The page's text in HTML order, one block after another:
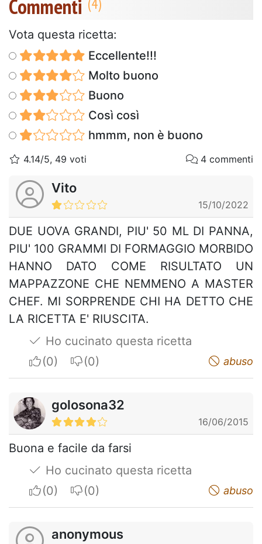
Commenti
Vota questa ricetta:
Eccellente!!!
Molto buono
Buono
Così così
hmmm, non è buono
4.14/5, 49 voti 4 commenti
Vito
15/10/2022
DUE UOVA GRANDI, PIU' 50 ML DI PANNA,
PIU' 100 GRAMMI DI FORMAGGIO MORBIDO
HANNO DATO COME RISULTATO UN
MAPPAZZONE CHE NEMMENO A MASTER
CHEF. MI SORPRENDE CHI HA DETTO CHE
LA RICETTA E' RIUSCITA.
Ho cucinato questa ricetta
I apreciateI do not appreciate abuso
golosona32
16/06/2015
Buona e facile da farsi
Ho cucinato questa ricetta
I apreciateI do not appreciate abuso
anonymous